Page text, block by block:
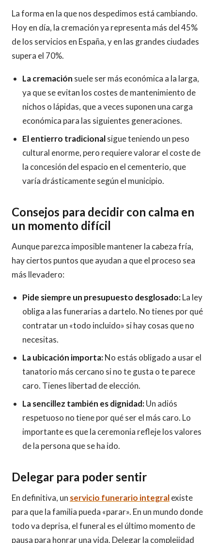
La forma en la que nos despedimos está cambiando.
Hoy en día, la cremación ya representa más del 45%
de los servicios en España, y en las grandes ciudades
supera el 70%.
La cremación suele ser más económica a la larga,
ya que se evitan los costes de mantenimiento de
nichos o lápidas, que a veces suponen una carga
económica para las siguientes generaciones.
El entierro tradicionalsigue teniendo un peso
cultural enorme, pero requiere valorar el coste de
la concesión del espacio en el cementerio, que
varía drásticamente según el municipio.
Consejos para decidir con calma en
un momento difícil
Aunque parezca imposible mantener la cabeza fría,
hay ciertos puntos que ayudan a que el proceso sea
más llevadero:
Pide siempre un presupuesto desglosado:La ley
obliga a las funerarias a dartelo. No tienes por qué
contratar un «todo incluido» si hay cosas que no
necesitas.
La ubicación importa:No estás obligado a usar el
tanatorio más cercano si no te gusta o te parece
caro. Tienes libertad de elección.
La sencillez también es dignidad:Un adiós
respetuoso no tiene por qué ser el más caro. Lo
importante es que la ceremonia refleje los valores
de la persona que se ha ido.
Delegar para poder sentir
En definitiva, un servicio funerario integralexiste
para que la familia pueda «parar». En un mundo donde
todo va deprisa, el funeral es el último momento de
pausa para honrar una vida. Delegar la complejidad